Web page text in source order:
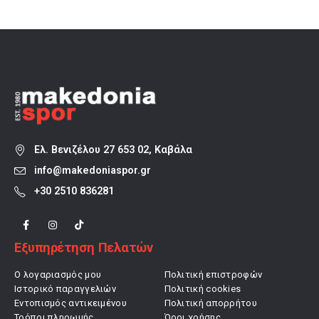
Ελ. Βενιζέλου 27 653 02, Καβάλα
info@makedoniaspor.gr
+30 2510 836281
Εξυπηρέτηση Πελατών
Ο λογαριασμός μου
Ιστορικό παραγγελιών
Εντοπισμός αντικειμένου
Πολιτική επιστροφών
Πολιτική cookies
Πολιτική απορρήτου